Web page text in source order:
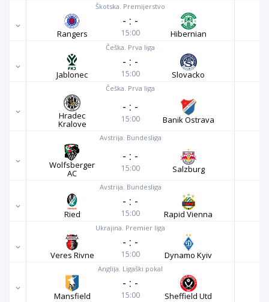
Škotska. Premijerstvo
Rangers
- : -
15:00 Hibernian
Češka. Prva liga
Jablonec
- : -
15:00 Slovacko
Češka. Prva liga
Hradec
Kralove
- : -
15:00 Banik Ostrava
Avstrija. Bundesliga
Wolfsberger
AC
- : -
15:00 Salzburg
Avstrija. Bundesliga
Ried
- : -
15:00 Rapid Vienna
Ukrajina. Premier liga
Veres Rivne
- : -
15:00 Dynamo Kyiv
Anglija. Ligaški pokal
Mansfield
- : -
15:00 Sheffield Utd